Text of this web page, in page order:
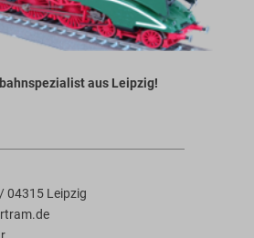
aus Leipzig!
04315 Leipzig